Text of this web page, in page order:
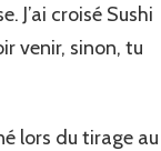
J’ai croisé Sushi
venir, sinon, tu
lors du tirage au